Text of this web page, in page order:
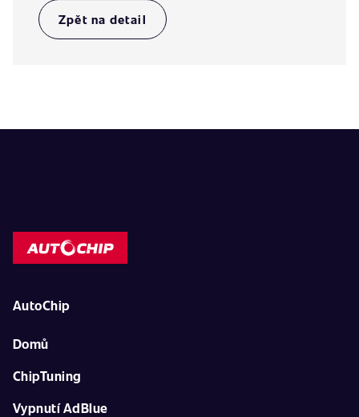
Zpět na detail
AutoChip
Domů
ChipTuning
Vypnutí AdBlue